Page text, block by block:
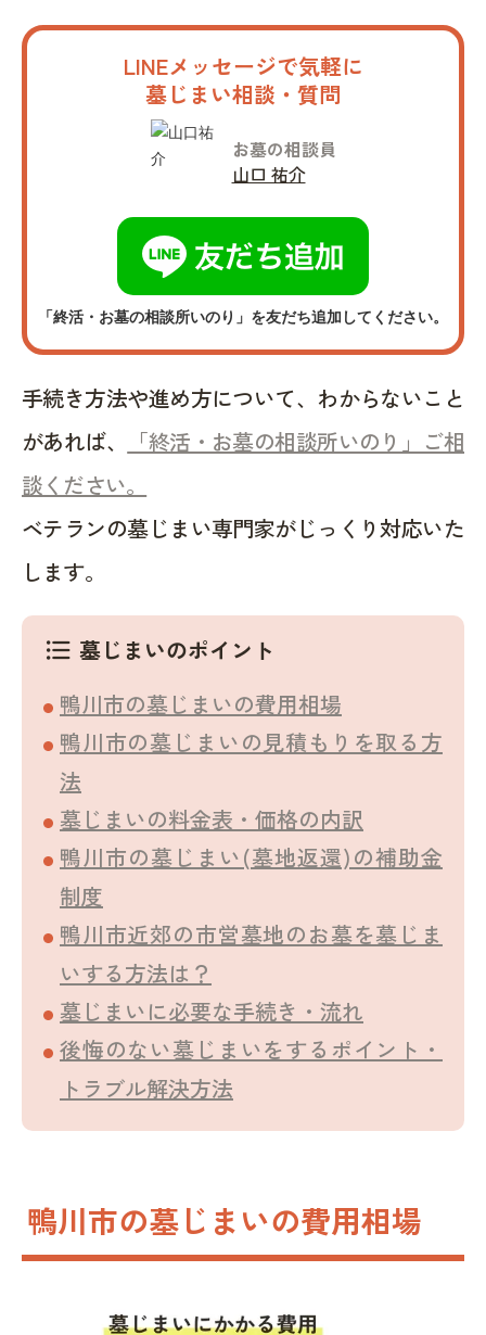
LINEメッセージで気軽に
墓じまい相談・質問
お墓の相談員
山口 祐介
「終活・お墓の相談所いのり」を友だち追加してください。
手続き方法や進め方について、わからないこと
があれば、
「終活・お墓の相談所いのり」ご相
談ください。
ベテランの墓じまい専門家がじっくり対応いた
します。
format_list_bulleted 墓じまいのポイント
鴨川市の墓じまいの費用相場
鴨川市の墓じまいの見積もりを取る方
法
墓じまいの料金表・価格の内訳
鴨川市の墓じまい(墓地返還)の補助金
制度
鴨川市近郊の市営墓地のお墓を墓じま
いする方法は？
墓じまいに必要な手続き・流れ
後悔のない墓じまいをするポイント・
トラブル解決方法
鴨川市の墓じまいの費用相場